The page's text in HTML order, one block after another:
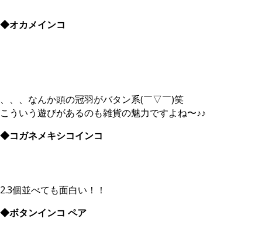
◆オカメインコ
、、、なんか頭の冠羽がバタン系(￣▽￣)笑
こういう遊びがあるのも雑貨の魅力ですよね〜♪♪
◆コガネメキシコインコ
2.3個並べても面白い！！
◆ボタンインコ ペア